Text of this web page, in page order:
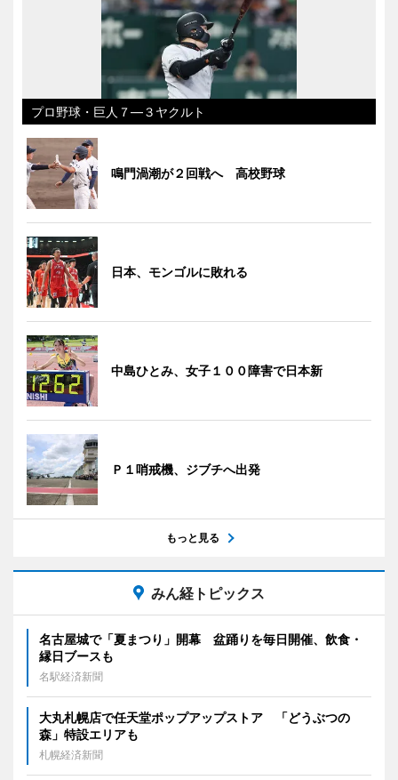
プロ野球・巨人７―３ヤクルト
鳴門渦潮が２回戦へ 高校野球
日本、モンゴルに敗れる
中島ひとみ、女子１００障害で日本新
Ｐ１哨戒機、ジブチへ出発
もっと見る
みん経トピックス
名古屋城で「夏まつり」開幕 盆踊りを毎日開催、飲食・
縁日ブースも
名駅経済新聞
大丸札幌店で任天堂ポップアップストア 「どうぶつの
森」特設エリアも
札幌経済新聞